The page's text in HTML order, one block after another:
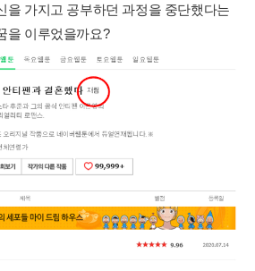
을 가지고 공부하던 과정을 중단했다는
을 이루었을까요?